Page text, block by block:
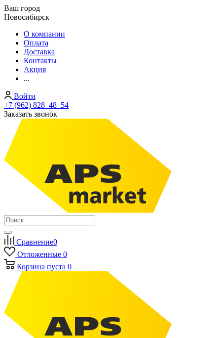
Ваш город
Новосибирск
О компании
Оплата
Доставка
Контакты
Акция
...
Войти
+7 (962) 828‒48‒54
Заказать звонок
Сравнение0
Отложенные 0
Корзина пуста 0